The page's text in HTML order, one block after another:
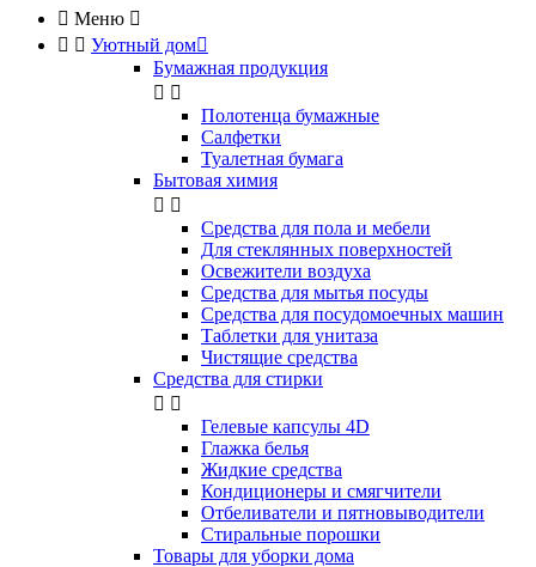
 Меню 
  Уютный дом
Бумажная продукция
 
Полотенца бумажные
Салфетки
Туалетная бумага
Бытовая химия
 
Cредства для пола и мебели
Для стеклянных поверхностей
Освежители воздуха
Средства для мытья посуды
Средства для посудомоечных машин
Таблетки для унитаза
Чистящие средства
Средства для стирки
 
Гелевые капсулы 4D
Глажка белья
Жидкие средства
Кондиционеры и смягчители
Отбеливатели и пятновыводители
Стиральные порошки
Товары для уборки дома